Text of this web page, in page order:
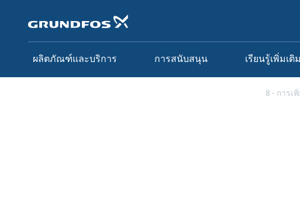
ผลิตภัณฑ์และบริการ การสนับสนุน เรียนรู้เพิ่มเติม
8 - การเ